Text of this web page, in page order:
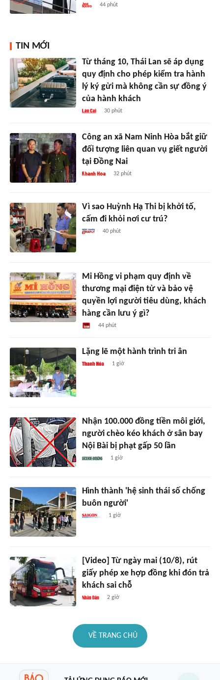
44 phút
TIN MỚI
Từ tháng 10, Thái Lan sẽ áp dụng
quy định cho phép kiểm tra hành
lý ký gửi mà không cần sự đồng ý
của hành khách
30 phút
Công an xã Nam Ninh Hòa bắt giữ
đối tượng liên quan vụ giết người
tại Đồng Nai
32 phút
Vì sao Huỳnh Hạ Thi bị khởi tố,
cấm đi khỏi nơi cư trú?
40 phút
Mi Hồng vi phạm quy định về
thương mại điện tử và bảo vệ
quyền lợi người tiêu dùng, khách
hàng cần lưu ý gì?
44 phút
Lặng lẽ một hành trình tri ân
1 giờ
Nhận 100.000 đồng tiền môi giới,
người chèo kéo khách ở sân bay
Nội Bài bị phạt gấp 50 lần
1 giờ
Hình thành 'hệ sinh thái số chống
buôn người'
1 giờ
[Video] Từ ngày mai (10/8), rút
giấy phép xe hợp đồng khi đón trả
khách sai chỗ
2 giờ
VỀ TRANG CHỦ